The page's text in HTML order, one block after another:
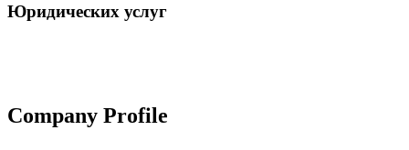
Юридических услуг
Company Profile